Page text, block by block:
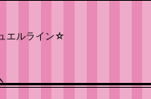
エルライン☆